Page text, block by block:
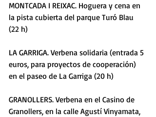
MONTCADA I REIXAC. Hoguera y cena en
la pista cubierta del parque Turó Blau
(22 h)
LA GARRIGA. Verbena solidaria (entrada 5
euros, para proyectos de cooperación)
en el paseo de La Garriga (20 h)
GRANOLLERS. Verbena en el Casino de
Granollers, en la calle Agustí Vinyamata,